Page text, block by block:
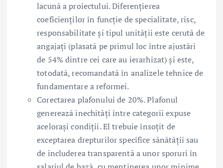
lacună a proiectului. Diferențierea
coeficienților în funcție de specialitate, risc,
responsabilitate și tipul unității este cerută de
angajați (plasată pe primul loc între ajustări
de 54% dintre cei care au ierarhizat) și este,
totodată, recomandată în analizele tehnice de
fundamentare a reformei.
Corectarea plafonului de 20%. Plafonul
generează inechități între categorii expuse
acelorași condiții. El trebuie însoțit de
exceptarea drepturilor specifice sănătății sau
de includerea transparentă a unor sporuri în